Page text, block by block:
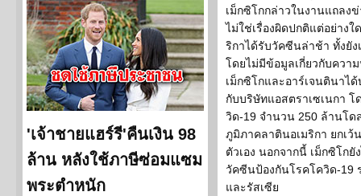
'เจ้าชายแฮร์รี'คืนเงิน 98
ล้าน หลังใช้ภาษีซ่อมแซม
พระตำหนัก
เม็กซิโกกล่าวในงานแถลง
ไม่ใช่เรื่องผิดปกติแต่อย่าง
ริกาได้รับวัคซีนล่าช้า ทั้งยัง
โดยไม่มีข้อมูลเกี่ยวกับคว
เม็กซิโกและอาร์เจนตินาไ
กับบริษัทแอสตราเซเนกา
วิด-19 จำนวน 250 ล้านโด
ภูมิภาคลาตินอเมริกา ยกเ
ตัวเอง นอกจากนี้ เม็กซิโก
วัคซีนป้องกันโรคโควิด-19
และรัสเซีย